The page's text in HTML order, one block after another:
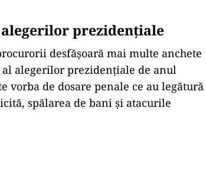
alegerilor prezidențiale
desfășoară mai multe anchete
alegerilor prezidențiale de anul
vorba de dosare penale ce au legătură
spălarea de bani și atacurile